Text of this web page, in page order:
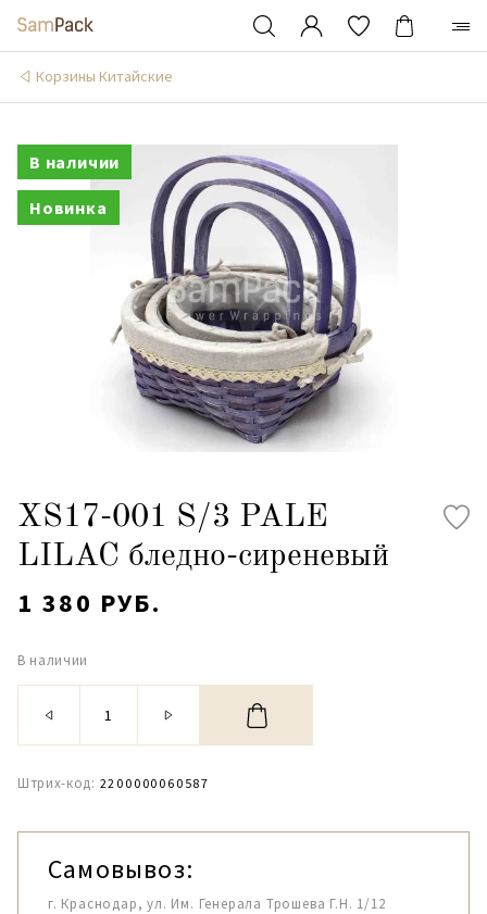
Корзины Китайские
В наличии
Новинка
XS17-001 S/3 PALE
LILAC бледно-сиреневый
1 380 РУБ.
В наличии
Штрих-код: 2200000060587
Самовывоз:
г. Краснодар, ул. Им. Генерала Трошева Г.Н. 1/12